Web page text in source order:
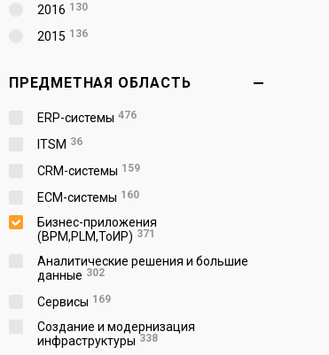
2016 130
2015 136
ПРЕДМЕТНАЯ ОБЛАСТЬ
ERP-системы 476
ITSM 36
CRM-системы 159
ECM-системы 160
Бизнес-приложения
(BPM,PLM,ToИР) 371
Аналитические решения и большие
данные 302
Сервисы 169
Создание и модернизация
инфраструктуры 338